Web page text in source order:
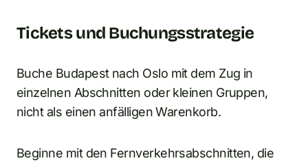
Tickets und Buchungsstrategie
Buche Budapest nach Oslo mit dem Zug in
einzelnen Abschnitten oder kleinen Gruppen,
nicht als einen anfälligen Warenkorb.
Beginne mit den Fernverkehrsabschnitten, die